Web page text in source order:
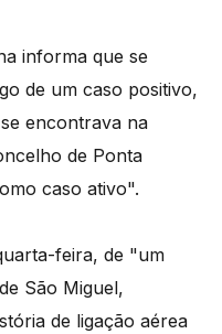
informa que se
de um caso positivo,
encontrava na
de Ponta
caso ativo".
feira, de "um
São Miguel,
de ligação aérea